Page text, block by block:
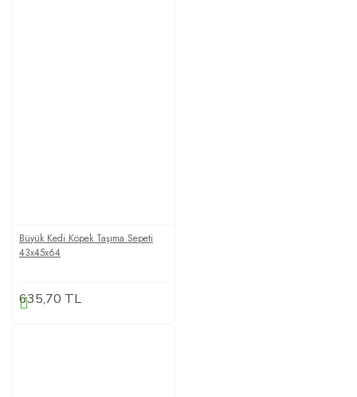
Büyük Kedi Köpek Taşıma Sepeti
43x45x64
635,70 TL